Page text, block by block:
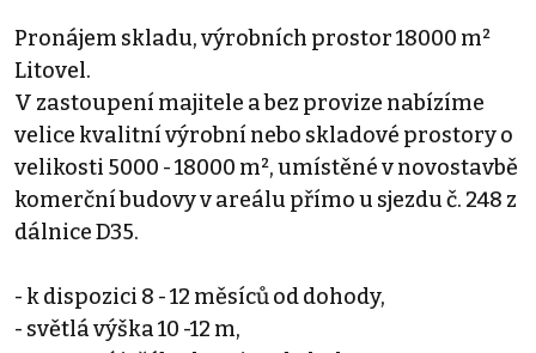
Pronájem skladu, výrobních prostor 18000 m²
Litovel.
V zastoupení majitele a bez provize nabízíme
velice kvalitní výrobní nebo skladové prostory o
velikosti 5000 - 18000 m², umístěné v novostavbě
komerční budovy v areálu přímo u sjezdu č. 248 z
dálnice D35.
- k dispozici 8 - 12 měsíců od dohody,
- světlá výška 10 -12 m,